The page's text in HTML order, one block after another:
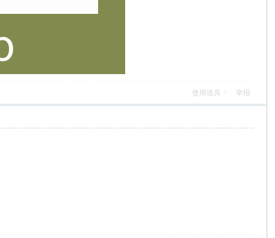
使用道具 举报